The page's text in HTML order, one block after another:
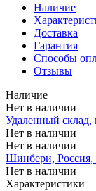
Наличие
Доставка
Гарантия
Способы
Отзывы
Наличие
Нет в наличии
Удаленный склад,
Нет в наличии
Нет в наличии
Шинбери, Россия,
Нет в наличии
Характеристики